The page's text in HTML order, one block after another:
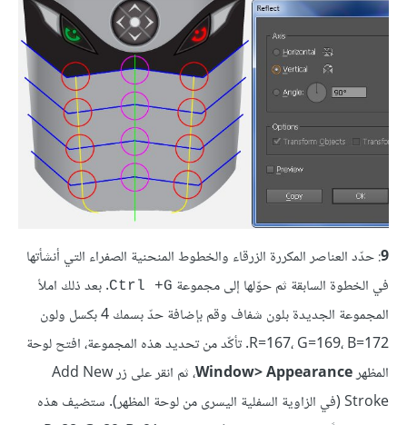
9: حدّد العناصر المكررة الزرقاء والخطوط المنحنية الصفراء التي أنشأتها
في الخطوة السابقة ثم حوّلها إلى مجموعة Ctrl +G. بعد ذلك املأ
المجموعة الجديدة بلون شفاف وقم بإضافة حدّ بسمك 4 بكسل ولون
R=167، G=169، B=172. تأكّد من تحديد هذه المجموعة، افتح لوحة
المظهرWindow> Appearance
، ثم انقر على زر Add New
Stroke (في الزاوية السفلية اليسرى من لوحة المظهر). ستضيف هذه